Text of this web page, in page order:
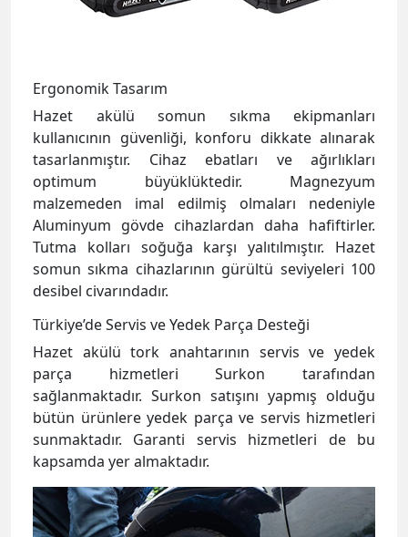
Ergonomik Tasarım
Hazet akülü somun sıkma ekipmanları
kullanıcının güvenliği, konforu dikkate alınarak
tasarlanmıştır. Cihaz ebatları ve ağırlıkları
optimum büyüklüktedir. Magnezyum
malzemeden imal edilmiş olmaları nedeniyle
Aluminyum gövde cihazlardan daha hafiftirler.
Tutma kolları soğuğa karşı yalıtılmıştır. Hazet
somun sıkma cihazlarının gürültü seviyeleri 100
desibel civarındadır.
Türkiye’de Servis ve Yedek Parça Desteği
Hazet akülü tork anahtarının servis ve yedek
parça hizmetleri Surkon tarafından
sağlanmaktadır. Surkon satışını yapmış olduğu
bütün ürünlere yedek parça ve servis hizmetleri
sunmaktadır. Garanti servis hizmetleri de bu
kapsamda yer almaktadır.